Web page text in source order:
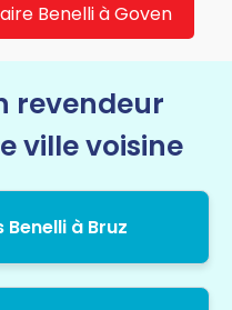
Benelli à Goven
revendeur
ville voisine
à Bruz